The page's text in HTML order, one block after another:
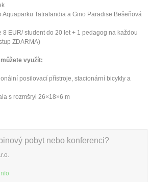
Aquaparku Tatralandia a Gino Paradise Bešeňová
EUR/ student do 20 let + 1 pedagog na každou
ZDARMA)
využít:
posilovací přístroje, stacionární bicykly a
s rozmšryi 26×18×6 m
pobyt nebo konferenci?